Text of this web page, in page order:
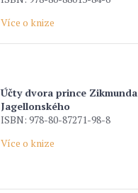
Více o knize
Účty dvora prince Zikmunda
Jagellonského
ISBN: 978-80-87271-98-8
Více o knize